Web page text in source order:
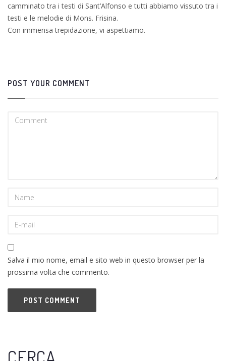
camminato tra i testi di Sant’Alfonso e tutti abbiamo vissuto tra i
testi e le melodie di Mons. Frisina.
Con immensa trepidazione, vi aspettiamo.
POST YOUR COMMENT
Salva il mio nome, email e sito web in questo browser per la
prossima volta che commento.